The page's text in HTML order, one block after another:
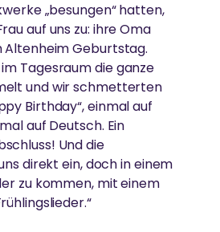
„besungen“ hatten,
auf uns zu: ihre Oma
Altenheim Geburtstag.
Tagesraum die ganze
und wir schmetterten
Birthday“, einmal auf
auf Deutsch. Ein
Und die
direkt ein, doch in einem
zu kommen, mit einem